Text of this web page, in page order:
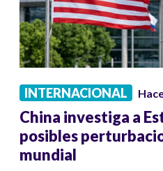
INTERNACIONAL
China investiga a
posibles
mundial